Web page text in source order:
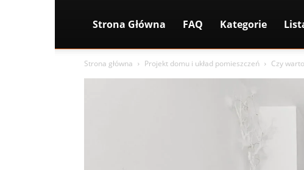
Strona Główna FAQ Kategorie
Strona główna Projekt domu i układ pomieszczeń Czy